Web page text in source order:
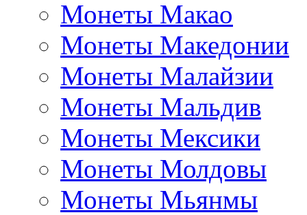
Монеты Макао
Монеты Македонии
Монеты Малайзии
Монеты Мальдив
Монеты Мексики
Монеты Молдовы
Монеты Мьянмы